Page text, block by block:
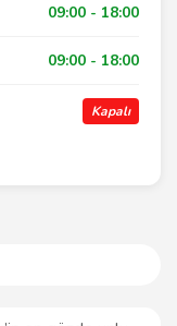
09:00 - 18:00
09:00 - 18:00
Kapalı